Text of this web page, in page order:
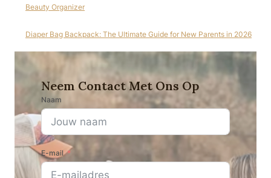
Beauty Organizer
Diaper Bag Backpack: The Ultimate Guide for New Parents in 2026
Neem Contact Met Ons Op
Naam
E-mail